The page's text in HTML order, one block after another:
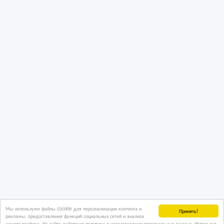
Принять!
Мы используем файлы cookie для персонализации контента и
рекламы, предоставления функций социальных сетей и анализа